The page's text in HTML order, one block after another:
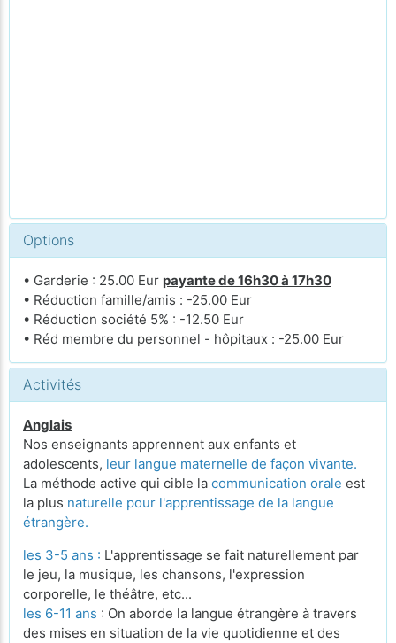
Options
• Garderie : 25.00 Eur payante de 16h30 à 17h30
• Réduction famille/amis : -25.00 Eur
• Réduction société 5% : -12.50 Eur
• Réd membre du personnel - hôpitaux : -25.00 Eur
Activités
Anglais
Nos enseignants apprennent aux enfants et
adolescents, leur langue maternelle de façon vivante.
La méthode active qui cible la communication orale est
la plus naturelle pour l'apprentissage de la langue
étrangère.
les 3-5 ans : L'apprentissage se fait naturellement par
le jeu, la musique, les chansons, l'expression
corporelle, le théâtre, etc...
les 6-11 ans : On aborde la langue étrangère à travers
des mises en situation de la vie quotidienne et des